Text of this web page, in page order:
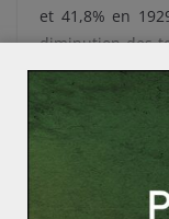
et 41,8% en
diminution des
s’envole à cette
échanges et
région par les
La France,
possédait des